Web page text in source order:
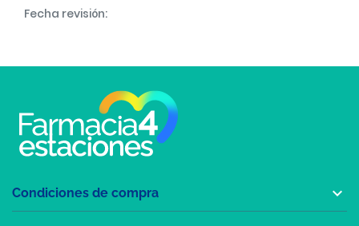
Fecha revisión:
Condiciones de compra 